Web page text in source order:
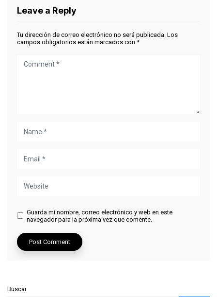
Leave a Reply
Tu dirección de correo electrónico no será publicada. Los
campos obligatorios están marcados con *
Guarda mi nombre, correo electrónico y web en este
navegador para la próxima vez que comente.
Buscar